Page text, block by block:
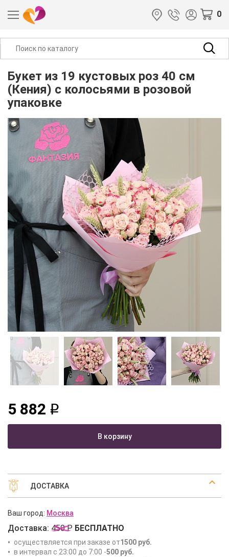
0
Букет из 19 кустовых роз 40 см
(Кения) с колосьями в розовой
упаковке
5 882 q
В корзину
ДОСТАВКА
Ваш город: Москва
Доставка: 450 Р БЕСПЛАТНО
осуществляется при заказе от1500 руб.
в интервал с 23:00 до 7:00 -500 руб.